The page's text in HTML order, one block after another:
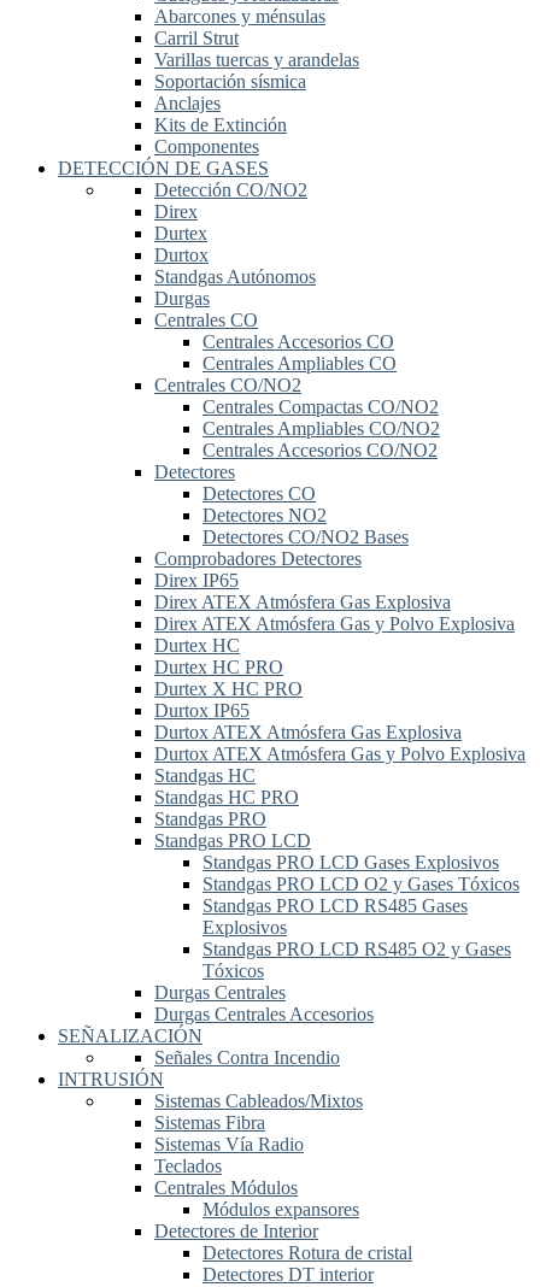
Abarcones y ménsulas
Carril Strut
Varillas tuercas y arandelas
Soportación sísmica
Anclajes
Kits de Extinción
Componentes
DETECCIÓN DE GASES
Detección CO/NO2
Direx
Durtex
Durtox
Standgas Autónomos
Durgas
Centrales CO
Centrales Accesorios CO
Centrales Ampliables CO
Centrales CO/NO2
Centrales Compactas CO/NO2
Centrales Ampliables CO/NO2
Centrales Accesorios CO/NO2
Detectores
Detectores CO
Detectores NO2
Detectores CO/NO2 Bases
Comprobadores Detectores
Direx IP65
Direx ATEX Atmósfera Gas Explosiva
Direx ATEX Atmósfera Gas y Polvo Explosiva
Durtex HC
Durtex HC PRO
Durtex X HC PRO
Durtox IP65
Durtox ATEX Atmósfera Gas Explosiva
Durtox ATEX Atmósfera Gas y Polvo Explosiva
Standgas HC
Standgas HC PRO
Standgas PRO
Standgas PRO LCD
Standgas PRO LCD Gases Explosivos
Standgas PRO LCD O2 y Gases Tóxicos
Standgas PRO LCD RS485 Gases
Explosivos
Standgas PRO LCD RS485 O2 y Gases
Tóxicos
Durgas Centrales
Durgas Centrales Accesorios
SEÑALIZACIÓN
Señales Contra Incendio
INTRUSIÓN
Sistemas Cableados/Mixtos
Sistemas Fibra
Sistemas Vía Radio
Teclados
Centrales Módulos
Módulos expansores
Detectores de Interior
Detectores Rotura de cristal
Detectores DT interior